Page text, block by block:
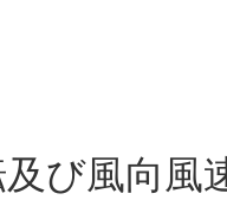
び風向風